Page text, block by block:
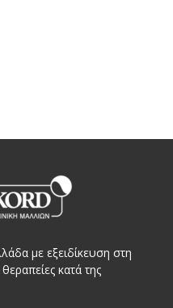
με εξειδίκευση στη
κατά της